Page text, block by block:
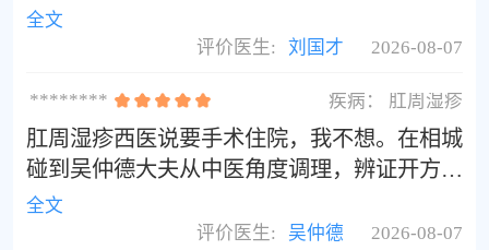
他开的方子见效真快，三剂药下去血量就少
了，一周彻底干净了。
全文
评价医生:
刘国才 2026-08-07
******** 疾病： 肛周湿疹
肛周湿疹西医说要手术住院，我不想。在相城
碰到吴仲德大夫从中医角度调理，辨证开方治
了近三个月，病灶缩小很多基本痊愈了，大大
减轻了痛苦。吴大夫是真正的好大夫！
全文
评价医生:
吴仲德 2026-08-07